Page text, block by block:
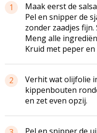
1
Maak eerst de
Pel en snipper de
zonder zaadjes
Meng alle
Kruid met peper
2
Verhit wat olijfolie
kippenbouten
en zet even opzij.
Pel en snipper de